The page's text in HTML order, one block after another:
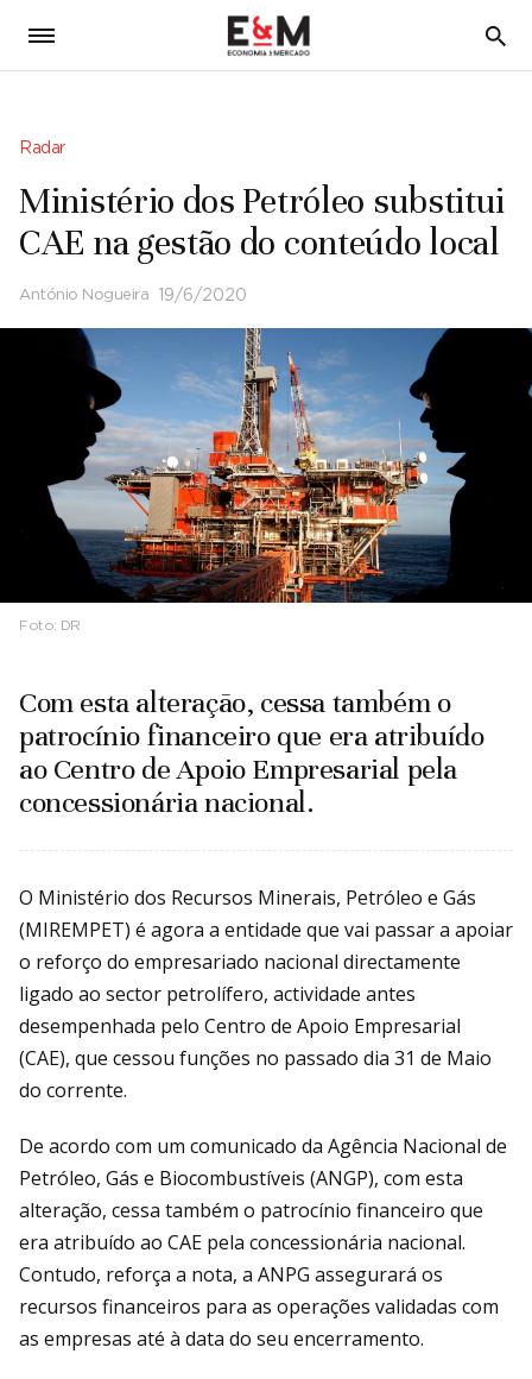
5
Radar
Ministério dos Petróleo substitui
CAE na gestão do conteúdo local
António Nogueira 19/6/2020
Foto: DR
Com esta alteração, cessa também o
patrocínio financeiro que era atribuído
ao Centro de Apoio Empresarial pela
concessionária nacional.
O Ministério dos Recursos Minerais, Petróleo e Gás
(MIREMPET) é agora a entidade que vai passar a apoiar
o reforço do empresariado nacional directamente
ligado ao sector petrolífero, actividade antes
desempenhada pelo Centro de Apoio Empresarial
(CAE), que cessou funções no passado dia 31 de Maio
do corrente.
De acordo com um comunicado da Agência Nacional de
Petróleo, Gás e Biocombustíveis (ANGP), com esta
alteração, cessa também o patrocínio financeiro que
era atribuído ao CAE pela concessionária nacional.
Contudo, reforça a nota, a ANPG assegurará os
recursos financeiros para as operações validadas com
as empresas até à data do seu encerramento.